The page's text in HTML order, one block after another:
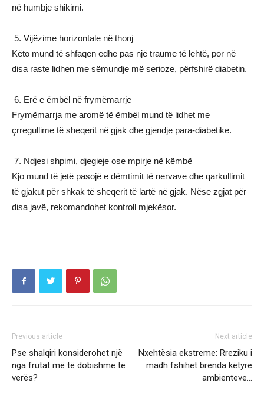
në humbje shikimi.
5. Vijëzime horizontale në thonj
Këto mund të shfaqen edhe pas një traume të lehtë, por në
disa raste lidhen me sëmundje më serioze, përfshirë diabetin.
6. Erë e ëmbël në frymëmarrje
Frymëmarrja me aromë të ëmbël mund të lidhet me
çrregullime të sheqerit në gjak dhe gjendje para-diabetike.
7. Ndjesi shpimi, djegieje ose mpirje në këmbë
Kjo mund të jetë pasojë e dëmtimit të nervave dhe qarkullimit
të gjakut për shkak të sheqerit të lartë në gjak. Nëse zgjat për
disa javë, rekomandohet kontroll mjekësor.
Previous article
Pse shalqiri konsiderohet një
nga frutat më të dobishme të
verës?
Next article
Nxehtësia ekstreme: Rreziku i
madh fshihet brenda këtyre
ambienteve…